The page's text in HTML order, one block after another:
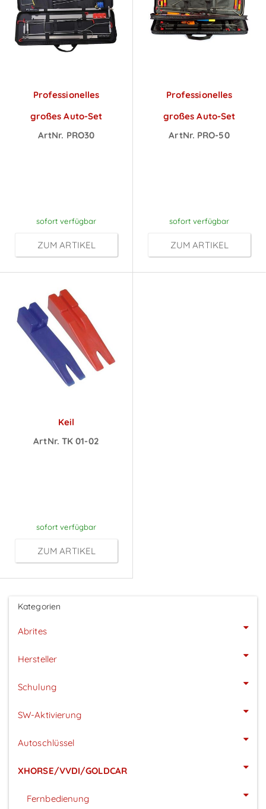
Professionelles
großes Auto-Set
ArtNr. PRO30
sofort verfügbar
ZUM ARTIKEL
Professionelles
großes Auto-Set
ArtNr. PRO-50
sofort verfügbar
ZUM ARTIKEL
Keil
ArtNr. TK 01-02
sofort verfügbar
ZUM ARTIKEL
Kategorien
Abrites
Hersteller
Schulung
SW-Aktivierung
Autoschlüssel
XHORSE/VVDI/GOLDCAR
Fernbedienung